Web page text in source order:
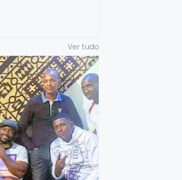
Ver tudo